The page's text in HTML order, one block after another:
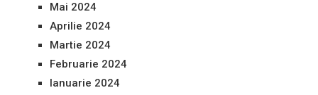
Mai 2024
Aprilie 2024
Martie 2024
Februarie 2024
Ianuarie 2024